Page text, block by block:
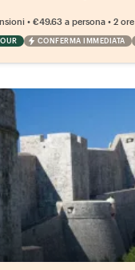
• €49.63 a persona • 2 ore
CONFERMA IMMEDIATA